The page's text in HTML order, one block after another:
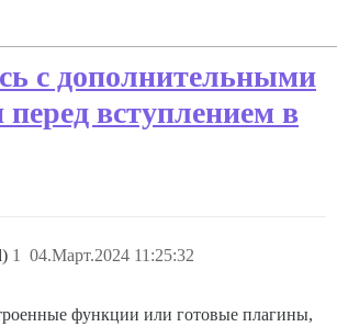
с дополнительными
вступлением в
04.Март.2024 11:25:32
1
функции или готовые плагины,